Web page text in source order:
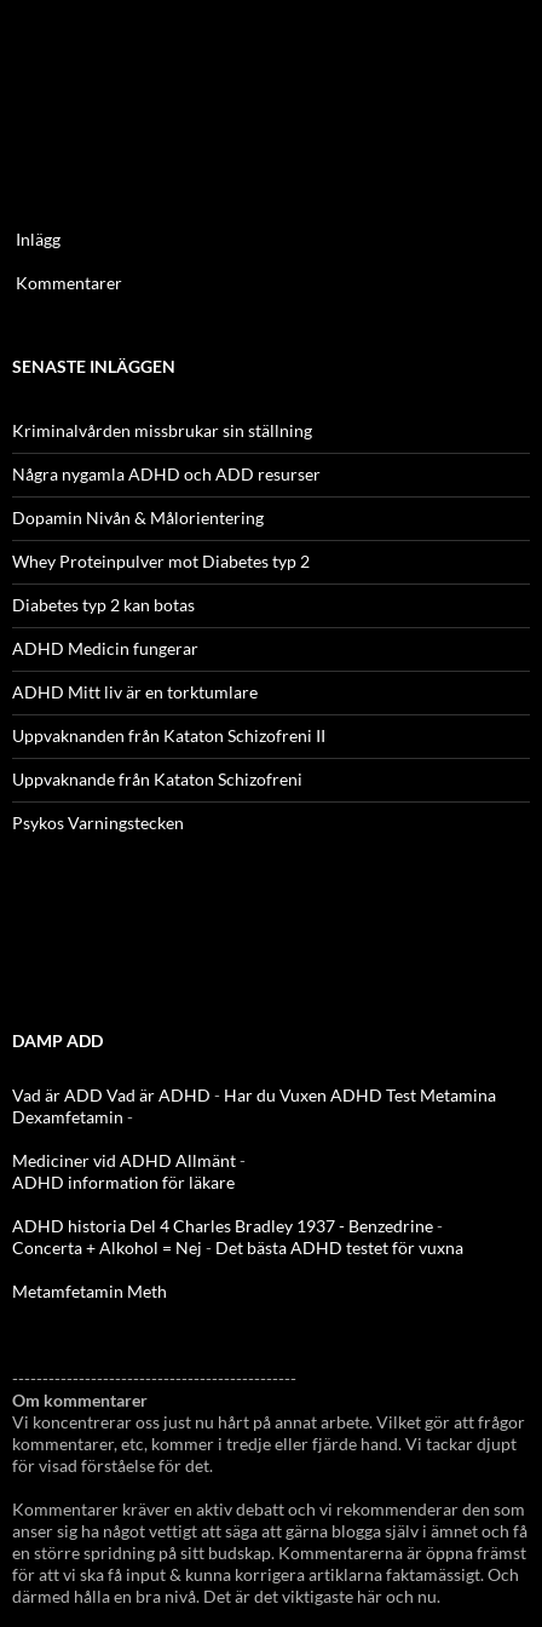
Inlägg
Kommentarer
SENASTE INLÄGGEN
Kriminalvården missbrukar sin ställning
Några nygamla ADHD och ADD resurser
Dopamin Nivån & Målorientering
Whey Proteinpulver mot Diabetes typ 2
Diabetes typ 2 kan botas
ADHD Medicin fungerar
ADHD Mitt liv är en torktumlare
Uppvaknanden från Kataton Schizofreni II
Uppvaknande från Kataton Schizofreni
Psykos Varningstecken
DAMP ADD
Vad är ADD Vad är ADHD - Har du Vuxen ADHD Test Metamina
Dexamfetamin -
Mediciner vid ADHD Allmänt-
ADHD information för läkare
ADHD historia Del 4 Charles Bradley 1937 - Benzedrine-
Concerta + Alkohol = Nej - Det bästa ADHD testet för vuxna
Metamfetamin Meth
-----------------------------------------------
Om kommentarer
Vi koncentrerar oss just nu hårt på annat arbete. Vilket gör att frågor
kommentarer, etc, kommer i tredje eller fjärde hand. Vi tackar djupt
för visad förståelse för det.
Kommentarer kräver en aktiv debatt och vi rekommenderar den som
anser sig ha något vettigt att säga att gärna blogga själv i ämnet och få
en större spridning på sitt budskap. Kommentarerna är öppna främst
för att vi ska få input & kunna korrigera artiklarna faktamässigt. Och
därmed hålla en bra nivå. Det är det viktigaste här och nu.